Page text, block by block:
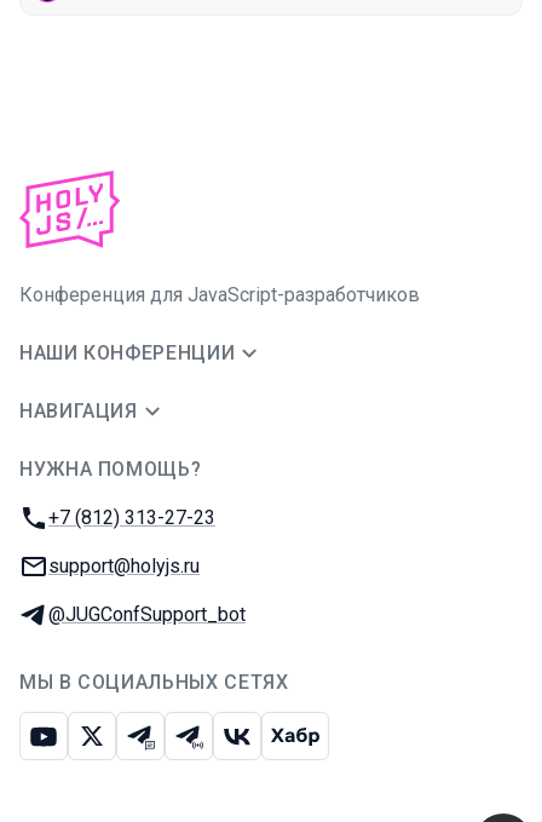
Конференция для JavaScript-разработчиков
НАШИ КОНФЕРЕНЦИИ
НАВИГАЦИЯ
НУЖНА ПОМОЩЬ?
Телефон:
+7 (812) 313-27-23
E-mail:
support@holyjs.ru
Телеграм:
@JUGConfSupport_bot
МЫ В СОЦИАЛЬНЫХ СЕТЯХ
ЮтубИкс Телеграм-чат
Телеграм-канал
ВКонтакте
Хабр